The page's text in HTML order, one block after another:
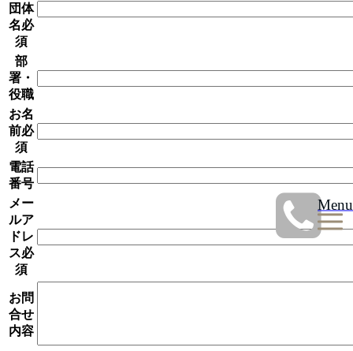
Menu
団体
名必
須
部
署・
役職
お名
前必
須
電話
番号
メー
ルア
ドレ
ス必
須
お問
合せ
内容